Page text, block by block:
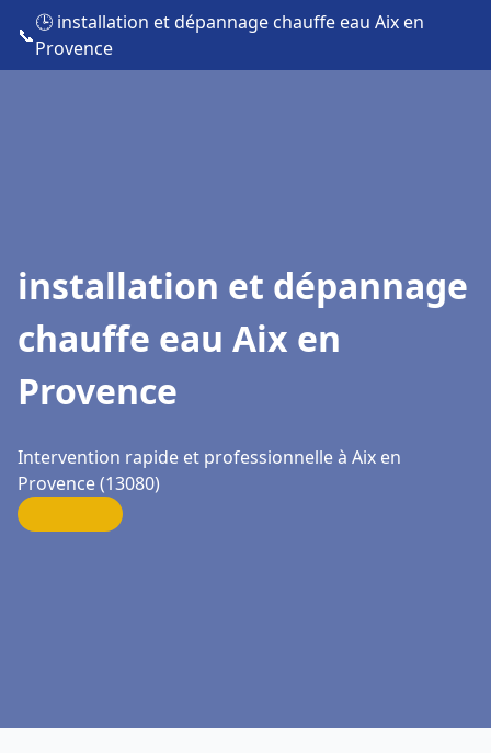
📞
🕒 installation et dépannage chauffe eau Aix en
Provence
installation et dépannage
chauffe eau Aix en
Provence
Intervention rapide et professionnelle à Aix en
Provence (13080)